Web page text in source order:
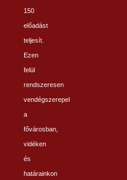
150
előadást
teljesít.
Ezen
felül
rendszeresen
vendégszerepel
a
fővárosban,
vidéken
és
határainkon